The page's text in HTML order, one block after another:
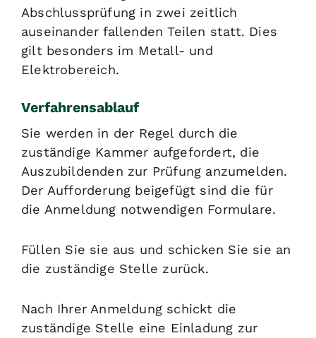
Abschlussprüfung in zwei zeitlich
auseinander fallenden Teilen statt. Dies
gilt besonders im Metall- und
Elektrobereich.
Verfahrensablauf
Sie werden in der Regel durch die
zuständige Kammer aufgefordert, die
Auszubildenden zur Prüfung anzumelden.
Der Aufforderung beigefügt sind die für
die Anmeldung notwendigen Formulare.
Füllen Sie sie aus und schicken Sie sie an
die zuständige Stelle zurück.
Nach Ihrer Anmeldung schickt die
zuständige Stelle eine Einladung zur